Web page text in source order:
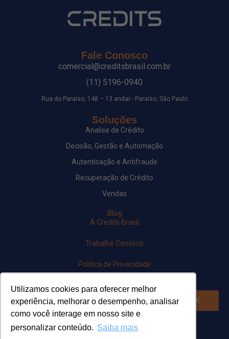
Utilizamos cookies para oferecer melhor
experiência, melhorar o desempenho, analisar
como você interage em nosso site e
personalizar conteúdo. Saiba mais
Fale Conosco
comercial@creditsbrasil.com.br
(11) 5196-0940
Rua do Paraíso, 148 – 13 andar - Paraíso, São Paulo
Soluções
Analise de Crédito
Decisão, Gestão e Automação
Autenticação e Antifraude
Recuperação de Crédito
Vendas
Blog
A Credits Brasil
Trabalhe Conosco
Política de Privacidade
Newsletter
OK
Siga-nos em nossas redes